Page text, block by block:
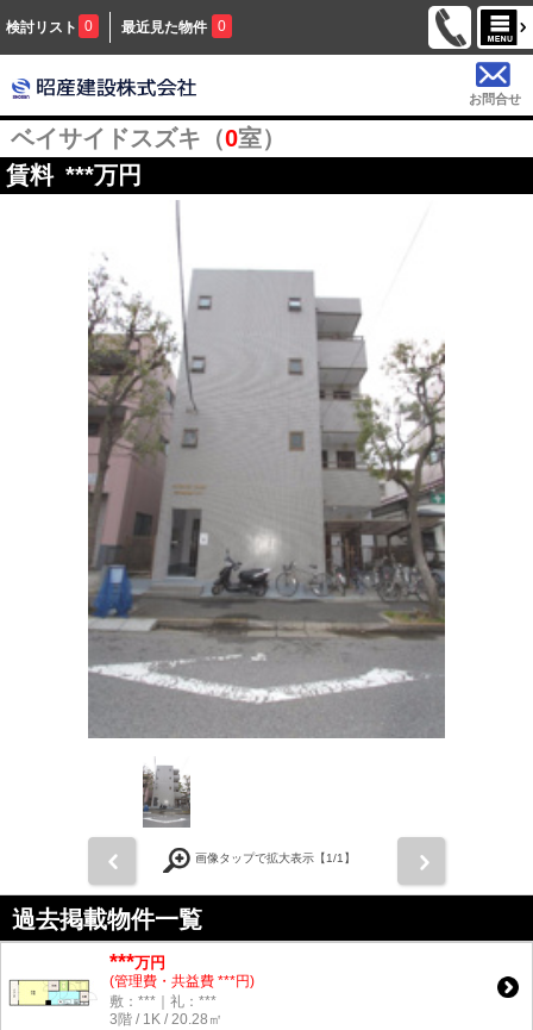
検討リスト 0 最近見た物件 0
お問合せ
ベイサイドスズキ（0室）
賃料 ***万円
画像タップで拡大表示【1/1】
過去掲載物件一覧
***万円
(管理費・共益費 ***円)
敷：***｜礼：***
3階 / 1K / 20.28㎡